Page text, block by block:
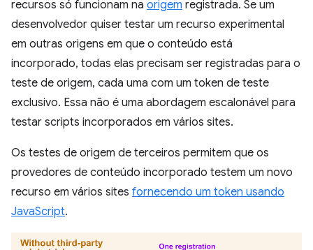
recursos só funcionam na origem registrada. Se um
desenvolvedor quiser testar um recurso experimental
em outras origens em que o conteúdo está
incorporado, todas elas precisam ser registradas para o
teste de origem, cada uma com um token de teste
exclusivo. Essa não é uma abordagem escalonável para
testar scripts incorporados em vários sites.
Os testes de origem de terceiros permitem que os
provedores de conteúdo incorporado testem um novo
recurso em vários sites fornecendo um token usando
JavaScript.